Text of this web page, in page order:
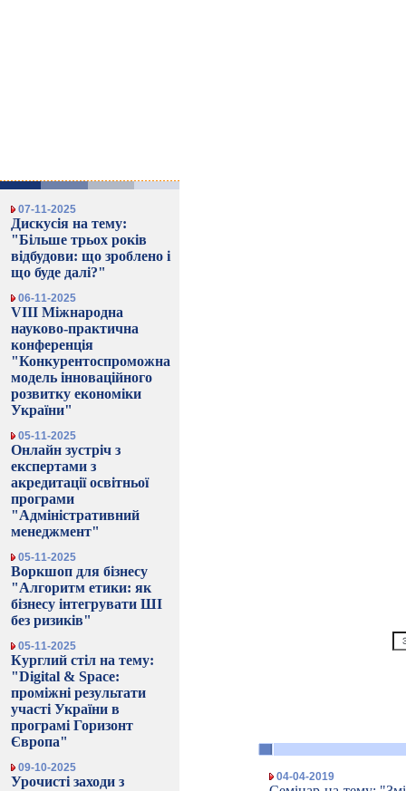
07-11-2025
Дискусія на тему:
"Більше трьох років
відбудови: що зроблено і
що буде далі?"
06-11-2025
VIII Міжнародна
науково-практична
конференція
"Конкурентоспроможна
модель інноваційного
розвитку економіки
України"
05-11-2025
Онлайн зустріч з
експертами з
акредитації освітньої
програми
"Адміністративний
менеджмент"
05-11-2025
Воркшоп для бізнесу
"Алгоритм етики: як
бізнесу інтегрувати ШІ
без ризиків"
05-11-2025
Курглий стіл на тему:
"Digital & Space:
проміжні результати
участі України в
програмі Горизонт
Європа"
09-10-2025
Урочисті заходи з
04-04-2019